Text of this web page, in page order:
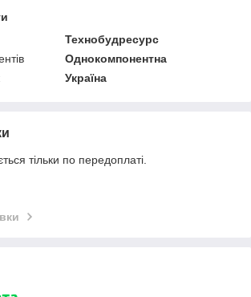
Технобудресурс
Однокомпонентна
Україна
тільки по передоплаті.